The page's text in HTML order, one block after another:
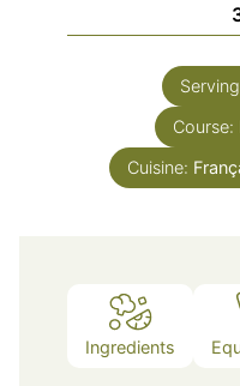
Course:
Cuisine:
Ingredients